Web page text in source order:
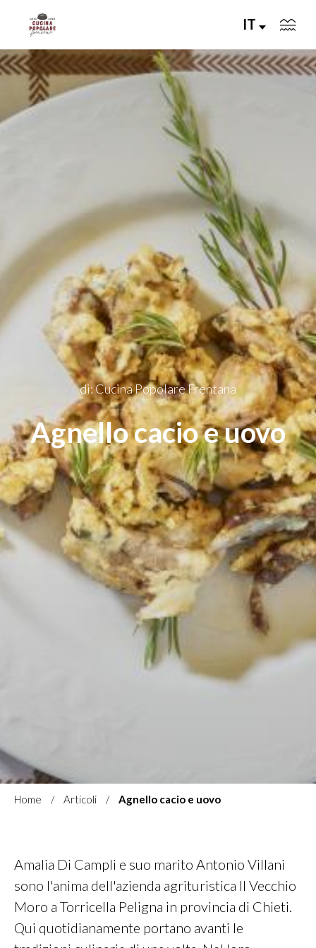
IT
Il progetto
I Protagonisti
Storie di Cucina
IT
di: Cucina Popolare Frentana
Agnello cacio e uovo
Home Articoli Agnello cacio e uovo
Amalia Di Campli e suo marito Antonio Villani
sono l'anima dell'azienda agrituristica Il Vecchio
Moro a Torricella Peligna in provincia di Chieti.
Qui quotidianamente portano avanti le